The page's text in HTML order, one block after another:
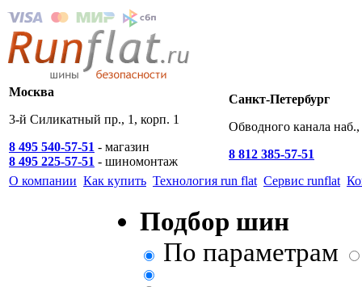
Москва
3-й Силикатный пр., 1, корп. 1
8 495 540-57-51 - магазин
8 495 225-57-51 - шиномонтаж
Санкт-Петербург
Обводного канала
8 812 385-57-51
О компании Как купить Технология run flat Сервис runflat
Подбор шин
По параметрам